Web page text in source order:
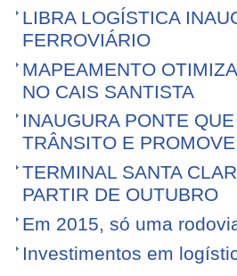
LIBRA LOGÍSTICA
FERROVIÁRIO
MAPEAMENTO
NO CAIS SANTISTA
INAUGURA PONTE
TRÂNSITO E
TERMINAL SANTA
PARTIR DE OUTUBRO
Em 2015, só uma
Investimentos em